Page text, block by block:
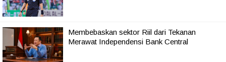
Membebaskan sektor Riil dari Tekanan
Merawat Independensi Bank Central